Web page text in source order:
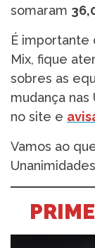
somaram
É importante
Mix, fique
sobres as
mudança
no site e
Vamos ao